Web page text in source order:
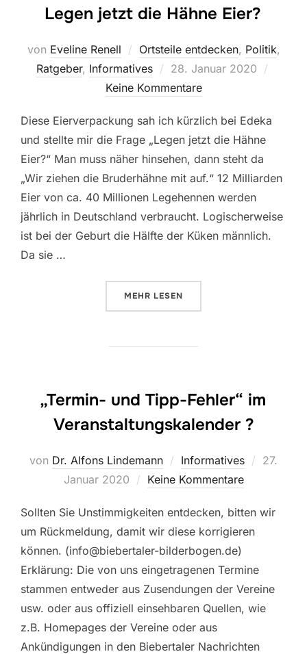
Legen jetzt die Hähne Eier?
von Eveline Renell Ortsteile entdecken, Politik,
Ratgeber, Informatives
Veröffentlicht
am
28. Januar 2020
Keine Kommentare
Diese Eierverpackung sah ich kürzlich bei Edeka
und stellte mir die Frage „Legen jetzt die Hähne
Eier?“ Man muss näher hinsehen, dann steht da
„Wir ziehen die Bruderhähne mit auf.“ 12 Milliarden
Eier von ca. 40 Millionen Legehennen werden
jährlich in Deutschland verbraucht. Logischerweise
ist bei der Geburt die Hälfte der Küken männlich.
Da sie …
MEHR ÜBER „LEGEN JETZT DIE HÄHNE
LESEN
„Termin- und Tipp-Fehler“ im
Veranstaltungskalender ?
von Dr. Alfons Lindemann Informatives
27.
Januar 2020
Keine Kommentare
Sollten Sie Unstimmigkeiten entdecken, bitten wir
um Rückmeldung, damit wir diese korrigieren
können. (info@biebertaler-bilderbogen.de)
Erklärung: Die von uns eingetragenen Termine
stammen entweder aus Zusendungen der Vereine
usw. oder aus offiziell einsehbaren Quellen, wie
z.B. Homepages der Vereine oder aus
Ankündigungen in den Biebertaler Nachrichten